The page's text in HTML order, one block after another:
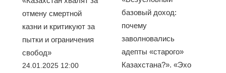
отмену смертной
казни и критикуют за
пытки и ограничения
свобод»
24.01.2025 12:00
базовый доход:
почему
заволновались
адепты «старого»
Казахстана?». «Эхо